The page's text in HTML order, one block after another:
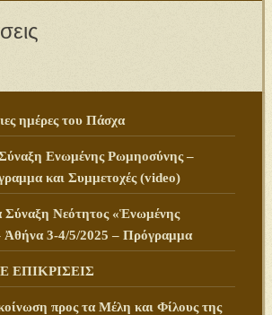
ημέρες του Πάσχα
Ενωμένης Ρωμηοσύνης –
και Συμμετοχές (video)
Σύναξη Νεότητος «Ἑνωμένης
Ἀθήνα 3-4/5/2025 – Πρόγραμμα
ΕΠΙΚΡΙΣΕΙΣ
προς τα Μέλη και Φίλους της